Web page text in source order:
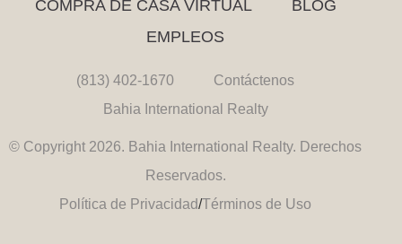
COMPRA DE CASA VIRTUAL
BLOG
EMPLEOS
(813) 402-1670
Contáctenos
Bahia International Realty
© Copyright 2026. Bahia International Realty. Derechos
Reservados.
Política de Privacidad/Términos de Uso